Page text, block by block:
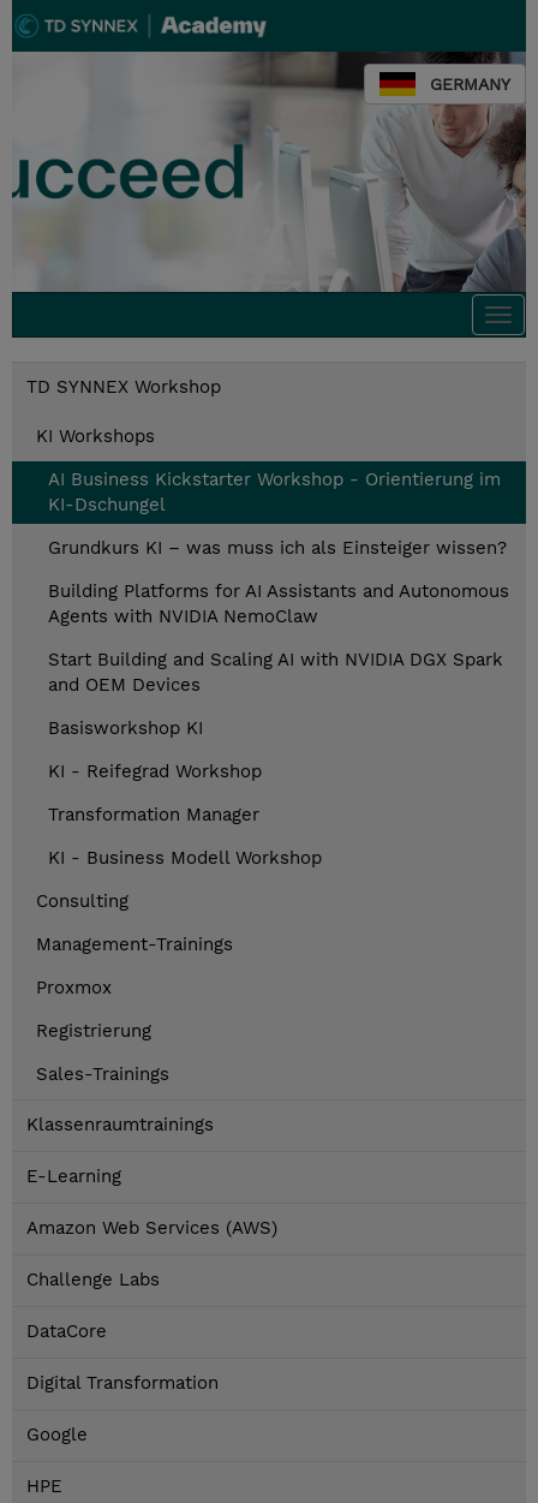
GERMANY
TD SYNNEX Workshop
KI Workshops
AI Business Kickstarter Workshop - Orientierung im
KI-Dschungel
Grundkurs KI – was muss ich als Einsteiger wissen?
Building Platforms for AI Assistants and Autonomous
Agents with NVIDIA NemoClaw
Start Building and Scaling AI with NVIDIA DGX Spark
and OEM Devices
Basisworkshop KI
KI - Reifegrad Workshop
Transformation Manager
KI - Business Modell Workshop
Consulting
Management-Trainings
Proxmox
Registrierung
Sales-Trainings
Klassenraumtrainings
E-Learning
Amazon Web Services (AWS)
Challenge Labs
DataCore
Digital Transformation
Google
HPE